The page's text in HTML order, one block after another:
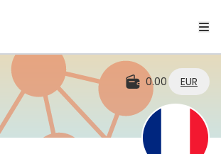
0.00 EUR
eSIM | Mantente conectado